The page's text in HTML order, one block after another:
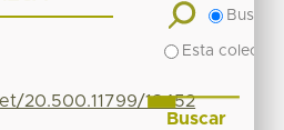
20.500.11799/18452
Buscar
Esta
Buscar